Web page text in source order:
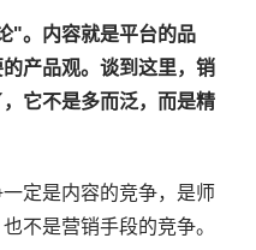
"。内容就是平台的品
产品观。谈到这里，销
它不是多而泛，而是精
定是内容的竞争，是师
不是营销手段的竞争。